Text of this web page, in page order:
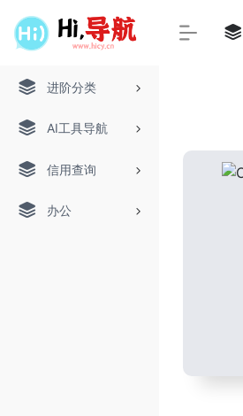
进阶分类
AI工具导航
信用查询
办公